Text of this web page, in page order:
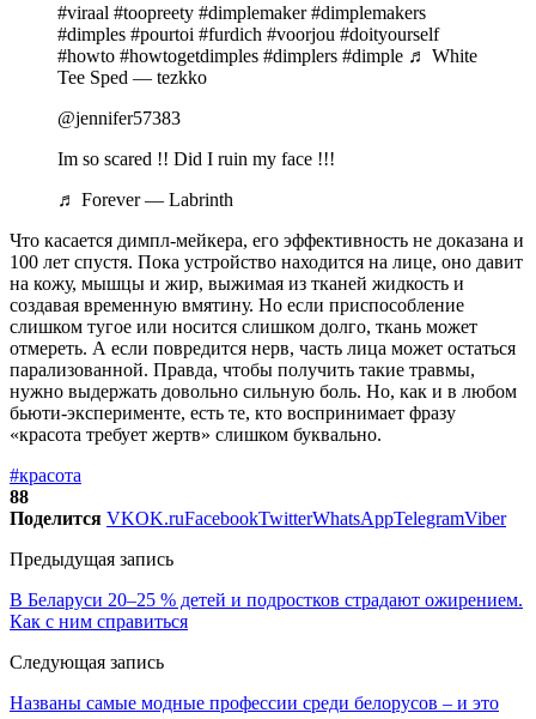
#viraal #toopreety #dimplemaker #dimplemakers
#dimples #pourtoi #furdich #voorjou #doityourself
#howto #howtogetdimples #dimplers #dimple ♬ White
Tee Sped — tezkko
@jennifer57383
Im so scared !! Did I ruin my face !!!
♬ Forever — Labrinth
Что касается димпл-мейкера, его эффективность не доказана и
100 лет спустя. Пока устройство находится на лице, оно давит
на кожу, мышцы и жир, выжимая из тканей жидкость и
создавая временную вмятину. Но если приспособление
слишком тугое или носится слишком долго, ткань может
отмереть. А если повредится нерв, часть лица может остаться
парализованной. Правда, чтобы получить такие травмы,
нужно выдержать довольно сильную боль. Но, как и в любом
бьюти-эксперименте, есть те, кто воспринимает фразу
«красота требует жертв» слишком буквально.
#красота
88
Поделится VKOK.ruFacebookTwitterWhatsAppTelegramViber
Предыдущая запись
В Беларуси 20–25 % детей и подростков страдают ожирением.
Как с ним справиться
Следующая запись
Названы самые модные профессии среди белорусов – и это